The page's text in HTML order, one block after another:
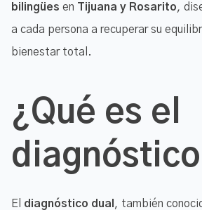
bilingües en Tijuana y Rosarito,
a cada persona a recuperar su
bienestar total.
¿Qué es el
El diagnóstico dual , también